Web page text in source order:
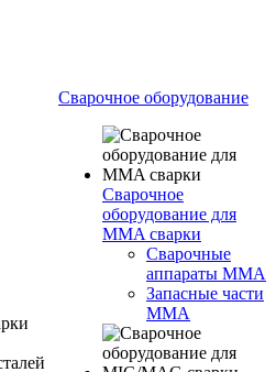
Сварочное оборудование
Сварочное
оборудование для
MMA сварки
Сварочные
аппараты MMA
Запасные части
MMA